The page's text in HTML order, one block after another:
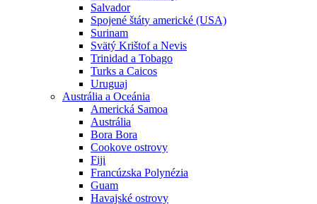
Salvador
Spojené štáty americké (USA)
Surinam
Svätý Krištof a Nevis
Trinidad a Tobago
Turks a Caicos
Uruguaj
Austrália a Oceánia
Americká Samoa
Austrália
Bora Bora
Cookove ostrovy
Fiji
Francúzska Polynézia
Guam
Havajské ostrovy